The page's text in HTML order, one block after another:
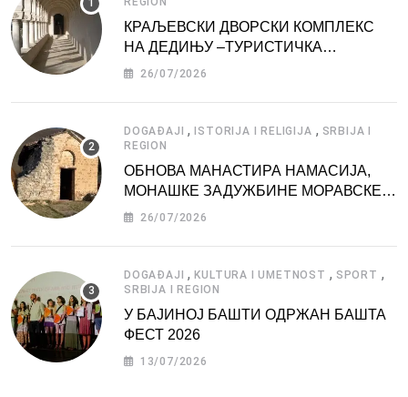
КРАЉЕВСКИ ДВОРСКИ КОМПЛЕКС
НА ДЕДИЊУ –ТУРИСТИЧКА
АТРАКЦИЈА
26/07/2026
DOGAĐAJI ,ISTORIJA I RELIGIJA , SRBIJA I
REGION
ОБНОВА МАНАСТИРА НАМАСИЈА,
МОНАШКЕ ЗАДУЖБИНЕ МОРАВСКЕ
СРБИЈЕ
26/07/2026
DOGAĐAJI ,KULTURA I UMETNOST , SPORT ,
SRBIJA I REGION
У БАЈИНОЈ БАШТИ ОДРЖАН БАШТА
ФЕСТ 2026
13/07/2026